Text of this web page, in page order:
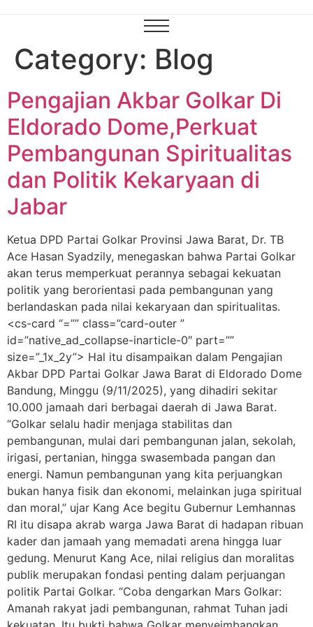
Category: Blog
Pengajian Akbar Golkar Di
Eldorado Dome,Perkuat
Pembangunan Spiritualitas
dan Politik Kekaryaan di
Jabar
Ketua DPD Partai Golkar Provinsi Jawa Barat, Dr. TB
Ace Hasan Syadzily, menegaskan bahwa Partai Golkar
akan terus memperkuat perannya sebagai kekuatan
politik yang berorientasi pada pembangunan yang
berlandaskan pada nilai kekaryaan dan spiritualitas.
<cs-card “=”” class=”card-outer ”
id=”native_ad_collapse-inarticle-0″ part=””
size=”_1x_2y”> Hal itu disampaikan dalam Pengajian
Akbar DPD Partai Golkar Jawa Barat di Eldorado Dome
Bandung, Minggu (9/11/2025), yang dihadiri sekitar
10.000 jamaah dari berbagai daerah di Jawa Barat.
“Golkar selalu hadir menjaga stabilitas dan
pembangunan, mulai dari pembangunan jalan, sekolah,
irigasi, pertanian, hingga swasembada pangan dan
energi. Namun pembangunan yang kita perjuangkan
bukan hanya fisik dan ekonomi, melainkan juga spiritual
dan moral,” ujar Kang Ace begitu Gubernur Lemhannas
RI itu disapa akrab warga Jawa Barat di hadapan ribuan
kader dan jamaah yang memadati arena hingga luar
gedung. Menurut Kang Ace, nilai religius dan moralitas
publik merupakan fondasi penting dalam perjuangan
politik Partai Golkar. “Coba dengarkan Mars Golkar:
Amanah rakyat jadi pembangunan, rahmat Tuhan jadi